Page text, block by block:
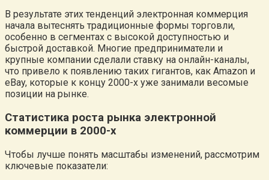
В результате этих тенденций электронная коммерция
начала вытеснять традиционные формы торговли,
особенно в сегментах с высокой доступностью и
быстрой доставкой. Многие предприниматели и
крупные компании сделали ставку на онлайн-каналы,
что привело к появлению таких гигантов, как Amazon и
eBay, которые к концу 2000-х уже занимали весомые
позиции на рынке.
Статистика роста рынка электронной
коммерции в 2000-х
Чтобы лучше понять масштабы изменений, рассмотрим
ключевые показатели: